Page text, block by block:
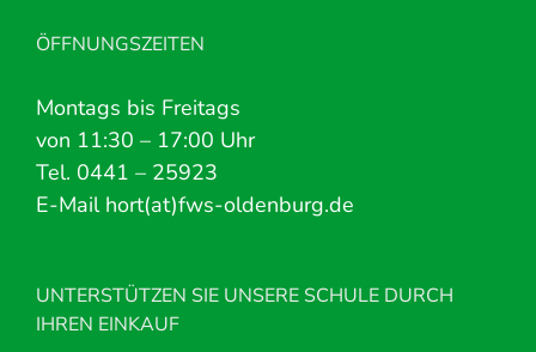
ÖFFNUNGSZEITEN
Montags bis Freitags
von 11:30 – 17:00 Uhr
Tel. 0441 – 25923
E-Mail hort(at)fws-oldenburg.de
UNTERSTÜTZEN SIE UNSERE SCHULE DURCH
IHREN EINKAUF